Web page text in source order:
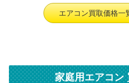
エアコン買取価格一
家庭用エアコン